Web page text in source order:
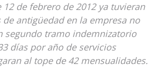
12 de febrero de 2012 ya tuvieran
de antigüedad en la empresa no
segundo tramo indemnizatorio
días por año de servicios
al tope de 42 mensualidades.